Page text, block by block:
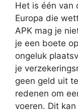
Het is één van
Europa die
APK mag je
je een boete
ongeluk
je
geen geld uit
redenen om
voeren. Dit kan